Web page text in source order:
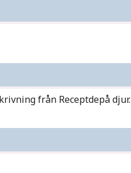
från Receptdepå djur.